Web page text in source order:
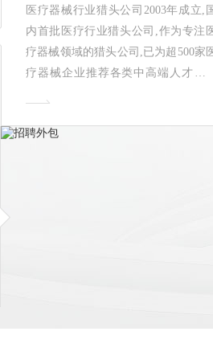
医疗器械行业猎头公司2003年成立,
内首批医疗行业猎头公司,作为专注
疗器械领域的猎头公司,已为超500家
疗器械企业推荐各类中高端人才数万